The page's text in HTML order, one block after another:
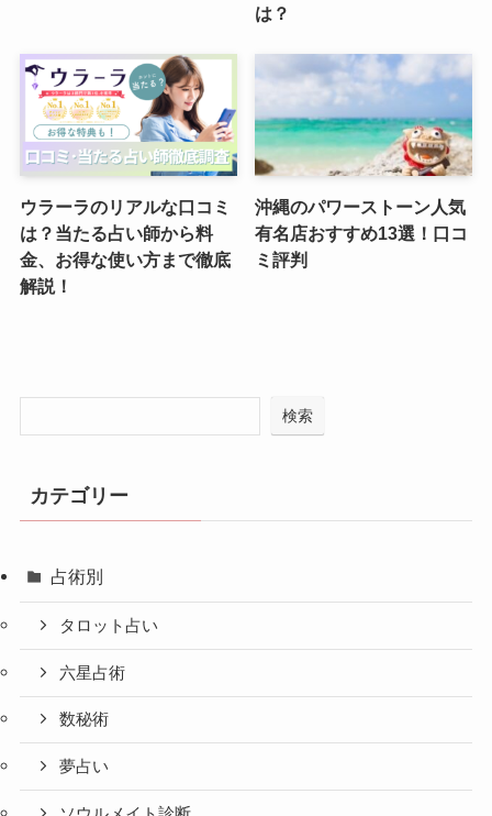
は？
ウラーラのリアルな口コミ
は？当たる占い師から料
金、お得な使い方まで徹底
解説！
沖縄のパワーストーン人気
有名店おすすめ13選！口コ
ミ評判
検索
カテゴリー
占術別
タロット占い
六星占術
数秘術
夢占い